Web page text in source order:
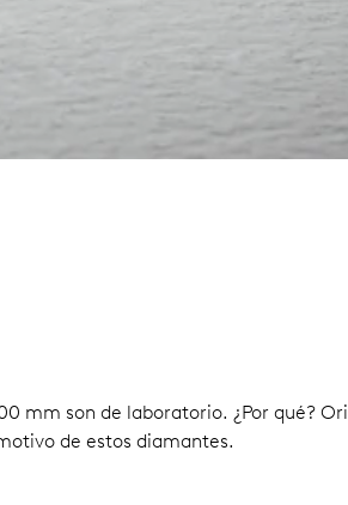
mm son de laboratorio. ¿Por qué?
de estos diamantes.